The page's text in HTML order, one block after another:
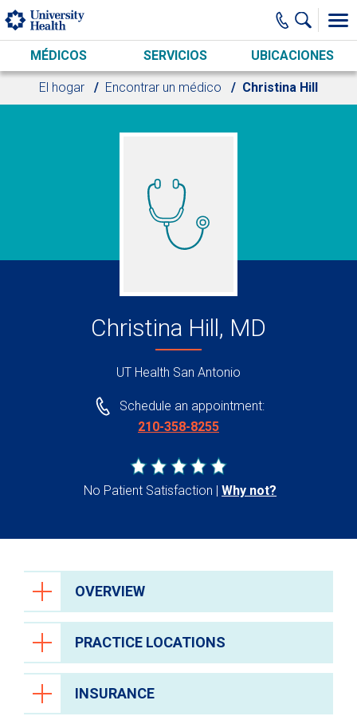
Skip to main content
MÉDICOS SERVICIOS UBICACIONES
El hogar Encontrar un médico Christina Hill
Christina Hill, MD
UT Health San Antonio
Schedule an appointment:
210-358-8255
No Patient Satisfaction Why not?
OVERVIEW
PRACTICE LOCATIONS
INSURANCE